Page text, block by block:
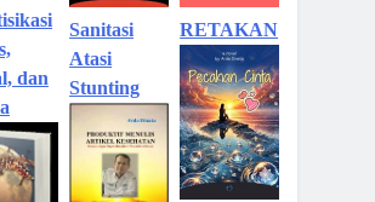
dan
Sanitasi
Atasi
Stunting
RETAKAN